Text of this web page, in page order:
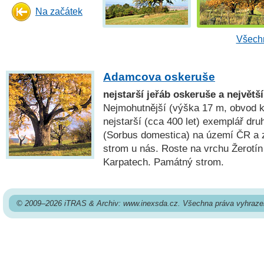
Na začátek
Adamcova oskeruše
nejstarší jeřáb oskeruše a
Nejmohutnější (výška 17 m, obvod
nejstarší (cca 400 let) exemplář
(Sorbus domestica) na území ČR a
strom u nás. Roste na vrchu
Karpatech. Památný strom.
© 2009–2026 iTRAS & Archiv: www.inexsda.cz. Všechna práva